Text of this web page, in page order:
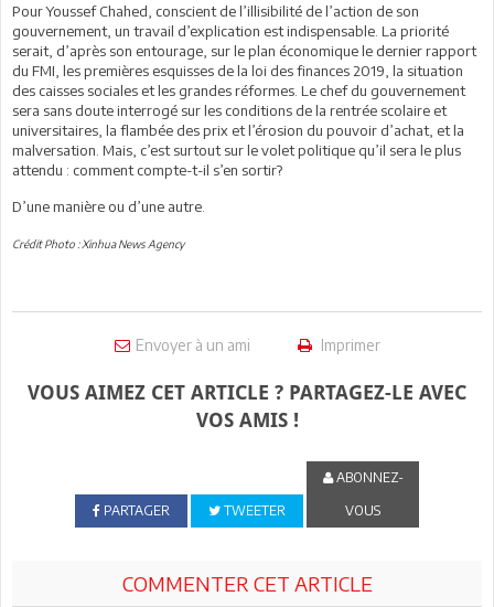
Pour Youssef Chahed, conscient de l’illisibilité de l’action de son
gouvernement, un travail d’explication est indispensable. La priorité
serait, d’après son entourage, sur le plan économique le dernier rapport
du FMI, les premières esquisses de la loi des finances 2019, la situation
des caisses sociales et les grandes réformes. Le chef du gouvernement
sera sans doute interrogé sur les conditions de la rentrée scolaire et
universitaires, la flambée des prix et l’érosion du pouvoir d’achat, et la
malversation. Mais, c’est surtout sur le volet politique qu’il sera le plus
attendu : comment compte-t-il s’en sortir?
D’une manière ou d’une autre.
Crédit Photo : Xinhua News Agency
Envoyer à un ami Imprimer
VOUS AIMEZ CET ARTICLE ? PARTAGEZ-LE AVEC
VOS AMIS !
PARTAGER TWEETER
ABONNEZ-
VOUS
COMMENTER CET ARTICLE